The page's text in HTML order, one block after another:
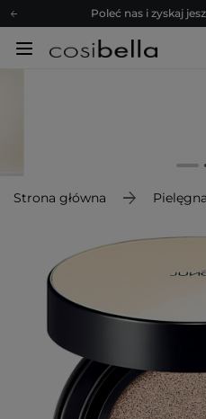
Poleć nas i zyskaj
Zapisz się na
Poleć nas i zyskaj
Strona główna